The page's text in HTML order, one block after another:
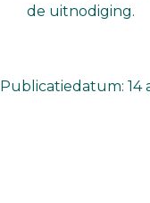
de uitnodiging.
Publicatiedatum: 14